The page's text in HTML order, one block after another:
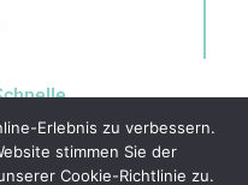
Erlebnis zu verbessern.
stimmen Sie der
Cookie-Richtlinie zu.